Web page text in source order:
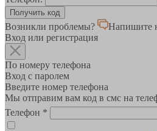
Возникли проблемы?
Напишите
Вход или регистрация
По номеру телефона
Вход с паролем
Введите номер телефона
Мы отправим вам код в смс на
Телефон *